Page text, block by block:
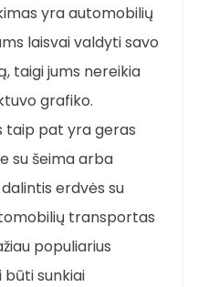
yra automobilių
laisvai valdyti savo
taigi jums nereikia
grafiko.
pat yra geras
su šeima arba
erdvės su
transportas
populiarius
būti sunkiai